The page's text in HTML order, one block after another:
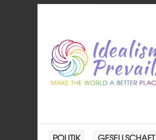
POLITIK GESELLSCHAFT